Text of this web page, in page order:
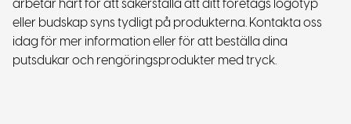
arbetar hårt för att säkerställa att ditt företags logotyp
eller budskap syns tydligt på produkterna. Kontakta oss
idag för mer information eller för att beställa dina
putsdukar och rengöringsprodukter med tryck.